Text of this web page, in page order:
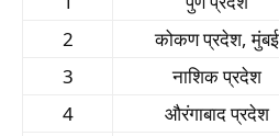
2
कोकण प्रदेश, मुंबई
3
नाशिक प्रदेश
4
औरंगाबाद प्रदेश